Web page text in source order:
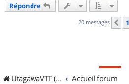
Répondre
20 messages 1
UtagawaVTT (Randos VTT et VTTAE avec traces GPS) Accueil forum